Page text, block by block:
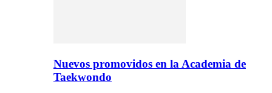
Nuevos promovidos en la Academia de
Taekwondo